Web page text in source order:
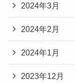
2024年3月
2024年2月
2024年1月
2023年12月